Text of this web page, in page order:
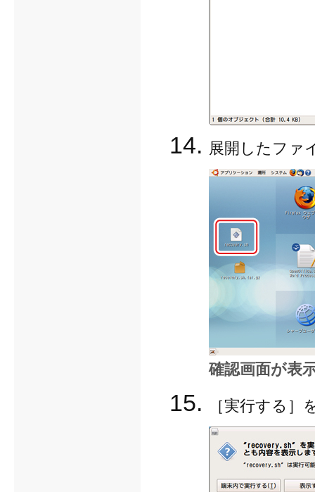
展開したファ
確認画面が表
［実行する］